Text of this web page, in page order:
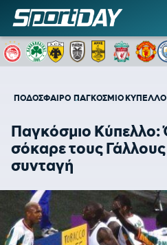
ΠΟΔΟΣΦΑΙΡΟ ΠΑΓΚΟΣΜΙΟ ΚΥΠΕΛΛΟ
Παγκόσμιο Κύπελλο:
σόκαρε τους Γάλλους
συνταγή